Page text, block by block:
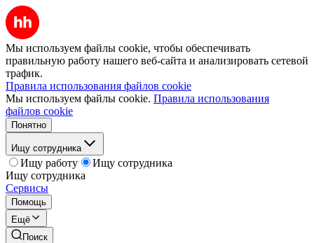
Мы используем файлы cookie, чтобы обеспечивать
правильную работу нашего веб-сайта и анализировать сетевой
трафик.
Правила использования файлов cookie
Мы используем файлы cookie. Правила использования
файлов cookie
Понятно
Ищу сотрудника
Ищу работу
Ищу сотрудника
Ищу сотрудника
Сервисы
Помощь
Ещё
Поиск